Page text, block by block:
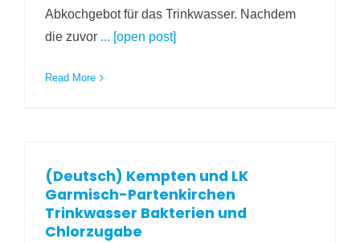
Abkochgebot für das Trinkwasser. Nachdem
die zuvor ... [open post]
Read More
(Deutsch) Kempten und LK
Garmisch-Partenkirchen
Trinkwasser Bakterien und
Chlorzugabe